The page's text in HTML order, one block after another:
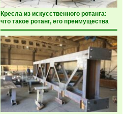
Кресла из искусственного ротанга:
что такое ротанг, его преимущества